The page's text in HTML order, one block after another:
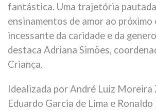
fantástica. Uma trajetória pautada
ensinamentos de amor ao próximo
incessante da caridade e da
destaca Adriana Simões,
Criança.
Idealizada por André Luiz Moreira
Eduardo Garcia de Lima e